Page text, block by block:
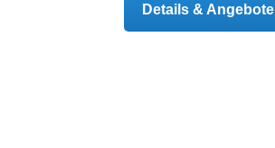
Details & Angebote